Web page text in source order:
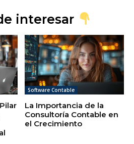
interesar
Software Contable
La Importancia de la
Consultoría Contable en
el Crecimiento